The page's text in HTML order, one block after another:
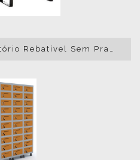
Cadeira/Poltrona Auditório Rebatível Sem Prancheta Maxi